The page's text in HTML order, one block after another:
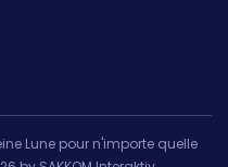
Lune pour n'importe quelle